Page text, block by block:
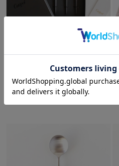
Cutipol クチポール｜ギフト
ボックス（4本用）
¥990(税込)